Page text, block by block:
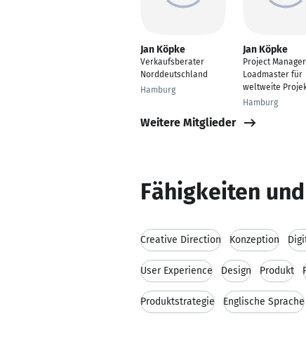
Jan Köpke
Verkaufsberater
Norddeutschland
Hamburg
Jan Köpke
Project
Loadmaster für
weltweite
Hamburg
Weitere Mitglieder
Fähigkeiten
Creative Direction Konzeption
User Experience Design Produkt
Produktstrategie Englische Sprache